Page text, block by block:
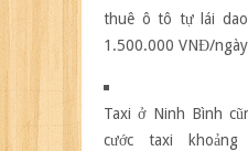
thuê ô tô tự lái
1.500.000 VNĐ/
Taxi ở Ninh Bình
cước taxi